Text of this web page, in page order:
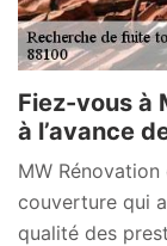
Fiez-vous à
à l’avance
MW
couverture qui
qualité des